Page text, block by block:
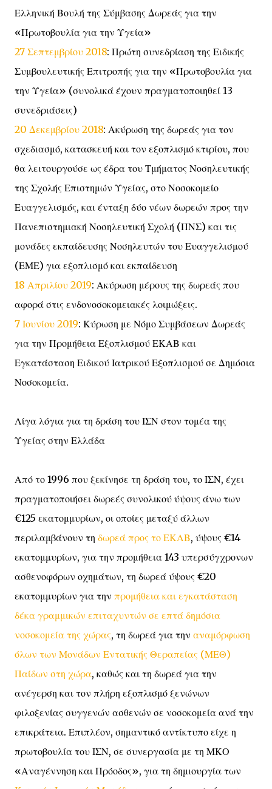
Ελληνική Βουλή της Σύμβασης Δωρεάς για την
«Πρωτοβουλία για την Υγεία»
27 Σεπτεμβρίου 2018: Πρώτη συνεδρίαση της Ειδικής
Συμβουλευτικής Επιτροπής για την «Πρωτοβουλία για
την Υγεία» (συνολικά έχουν πραγματοποιηθεί 13
συνεδριάσεις)
20 Δεκεμβρίου 2018: Ακύρωση της δωρεάς για τον
σχεδιασμό, κατασκευή και τον εξοπλισμό κτιρίου, που
θα λειτουργούσε ως έδρα του Τμήματος Νοσηλευτικής
της Σχολής Επιστημών Υγείας, στο Νοσοκομείο
Ευαγγελισμός, και ένταξη δύο νέων δωρεών προς την
Πανεπιστημιακή Νοσηλευτική Σχολή (ΠΝΣ) και τις
μονάδες εκπαίδευσης Νοσηλευτών του Ευαγγελισμού
(ΕΜΕ) για εξοπλισμό και εκπαίδευση
18 Απριλίου 2019: Ακύρωση μέρους της δωρεάς που
αφορά στις ενδονοσοκομειακές λοιμώξεις.
7 Ιουνίου 2019: Κύρωση με Νόμο Συμβάσεων Δωρεάς
για την Προμήθεια Εξοπλισμού ΕΚΑΒ και
Εγκατάσταση Ειδικού Ιατρικού Εξοπλισμού σε Δημόσια
Νοσοκομεία.
Λίγα λόγια για τη δράση του ΙΣΝ στον τομέα της
Υγείας στην Ελλάδα
Από το 1996 που ξεκίνησε τη δράση του, το ΙΣΝ, έχει
πραγματοποιήσει δωρεές συνολικού ύψους άνω των
€125 εκατομμυρίων, οι οποίες μεταξύ άλλων
περιλαμβάνουν τη δωρεά προς το ΕΚΑΒ, ύψους €14
εκατομμυρίων, για την προμήθεια 143 υπερσύγχρονων
ασθενοφόρων οχημάτων, τη δωρεά ύψους €20
εκατομμυρίων για την προμήθεια και εγκατάσταση
δέκα γραμμικών επιταχυντών σε επτά δημόσια
νοσοκομεία της χώρας, τη δωρεά για την αναμόρφωση
όλων των Μονάδων Εντατικής Θεραπείας (ΜΕΘ)
Παίδων στη χώρα, καθώς και τη δωρεά για την
ανέγερση και τον πλήρη εξοπλισμό ξενώνων
φιλοξενίας συγγενών ασθενών σε νοσοκομεία ανά την
επικράτεια. Επιπλέον, σημαντικό αντίκτυπο είχε η
πρωτοβουλία του ΙΣΝ, σε συνεργασία με τη ΜΚΟ
«Αναγέννηση και Πρόοδος», για τη δημιουργία των